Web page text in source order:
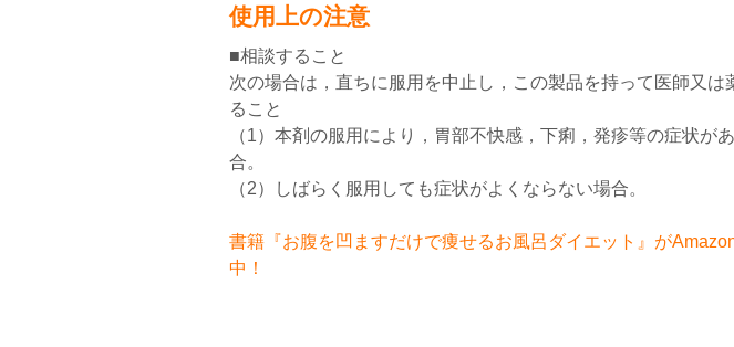
使用上の注意
■相談すること
次の場合は，直ちに服用を中止し，この製品を持って医師又は
ること
（1）本剤の服用により，胃部不快感，下痢，発疹等の症状が
合。
（2）しばらく服用しても症状がよくならない場合。
書籍『お腹を凹ますだけで痩せるお風呂ダイエット』が
中！